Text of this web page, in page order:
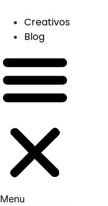
content
Creativos
Blog
Menu